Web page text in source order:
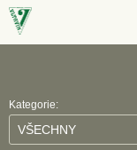
Kategorie: